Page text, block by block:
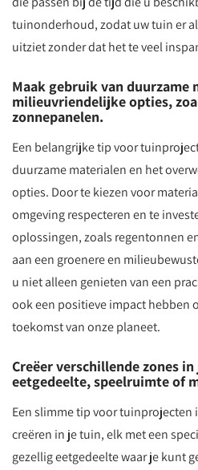
tuinonderhoud, zodat uw tuin er
uitziet zonder dat het te veel
Maak gebruik van duurzame
milieuvriendelijke opties,
zonnepanelen.
Een belangrijke tip voor
duurzame materialen en het
opties. Door te kiezen voor
omgeving respecteren en te
oplossingen, zoals regentonnen
aan een groenere en
u niet alleen genieten van een
ook een positieve impact hebben
toekomst van onze planeet.
Creëer verschillende zones
eetgedeelte, speelruimte of
Een slimme tip voor tuinprojecten
creëren in je tuin, elk met een
gezellig eetgedeelte waar je kunt